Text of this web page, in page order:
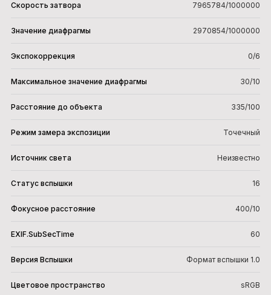
Скорость затвора 7965784/1000000
Значение диафрагмы 2970854/1000000
Экспокоррекция 0/6
Максимальное значение диафрагмы 30/10
Расстояние до объекта 335/100
Режим замера экспозиции Точечный
Источник света Неизвестно
Статус вспышки 16
Фокусное расстояние 400/10
EXIF.SubSecTime 60
Версия Вспышки Формат вспышки 1.0
Цветовое пространство sRGB